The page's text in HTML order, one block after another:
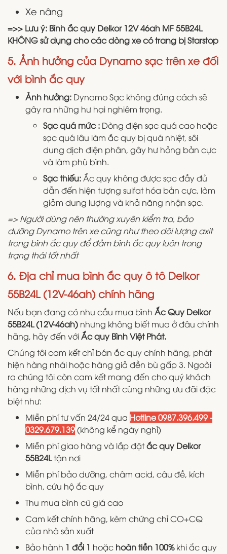
Xe nâng
=>> Lưu ý: Bình ắc quy Delkor 12V 46ah MF 55B24L
KHÔNG sử dụng cho các dòng xe có trang bị Starstop
5. Ảnh hưởng của Dynamo sạc trên xe đối
với bình ắc quy
Ảnh hưởng: Dynamo Sạc không đúng cách sẽ
gây ra những hư hại nghiêm trọng.
Sạc quá mức : Dòng điện sạc quá cao hoặc
sạc quá lâu làm ắc quy bị quá nhiệt, sôi
dung dịch điện phân, gây hư hỏng bản cực
và làm phù bình.
Sạc thiếu:Ắc quy không được sạc đầy đủ
dẫn đến hiện tượng sulfat hóa bản cực, làm
giảm dung lượng và khả năng nhận sạc.
=> Người dùng nên thường xuyên kiểm tra, bảo
dưỡng Dynamo trên xe cũng như theo dõi lượng axit
trong bình ắc quy để đảm bình ắc quy luôn trong
trạng thái tốt nhất
6. Địa chỉ mua bình ắc quy ô tô Delkor
55B24L (12V-46ah) chính hãng
Nếu bạn đang có nhu cầu mua bình Ắc Quy Delkor
55B24L (12V-46ah) nhưng không biết mua ở đâu chính
hãng, hãy đến vớiẮc quy Bình Việt Phát.
Chúng tôi cam kết chỉ bán ắc quy chính hãng, phát
hiện hàng nhái hoặc hàng giả đền bù gấp 3. Ngoài
ra chúng tôi còn cam kết mang đến cho quý khách
hàng những dịch vụ tốt nhất cùng những ưu đãi đặc
biệt như:
Miễn phí tư vấn 24/24 qua Hotline0987.396.499 -
0329.679.139(không kể ngày nghỉ)
Miễn phí giao hàng và lắp đặtắc quy Delkor
55B24Ltận nơi
Miễn phí bảo dưỡng, châm acid, câu đề, kích
bình, cứu hộ ắc quy
Thu mua bình cũ giá cao
Cam kết chính hãng, kèm chứng chỉ CO+CQ
của nhà sản xuất
Bảo hành 1 đổi 1 hoặc hoàn tiền 100%khi ắc quy